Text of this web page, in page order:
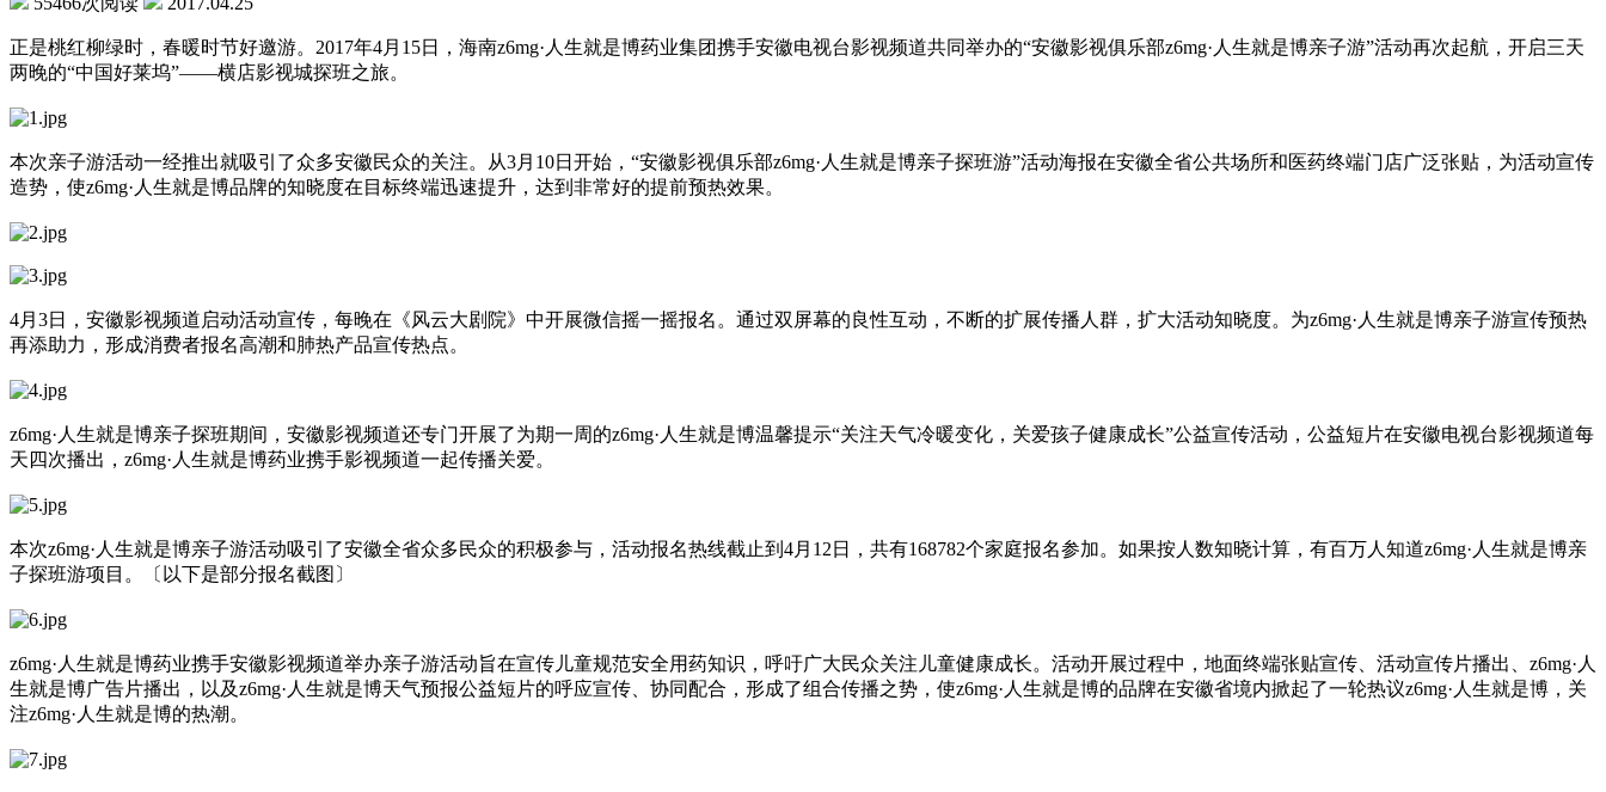
正是桃红柳绿时，春暖时节好邀游。2017年4月15日，海南z6mg·人生就是博药业集团携手安徽电视台影视频道共同举办的“安徽影视俱乐部z6mg·人生就是博亲子游”活动再次起航，开启三天
两晚的“中国好莱坞”——横店影视城探班之旅。
本次亲子游活动一经推出就吸引了众多安徽民众的关注。从3月10日开始，“安徽影视俱乐部z6mg·人生就是博亲子探班游”活动海报在安徽全省公共场所和医药终端门店广泛张贴，为活动宣传
造势，使z6mg·人生就是博品牌的知晓度在目标终端迅速提升，达到非常好的提前预热效果。
4月3日，安徽影视频道启动活动宣传，每晚在《风云大剧院》中开展微信摇一摇报名。通过双屏幕的良性互动，不断的扩展传播人群，扩大活动知晓度。为z6mg·人生就是博亲子游宣传预热
再添助力，形成消费者报名高潮和肺热产品宣传热点。
z6mg·人生就是博亲子探班期间，安徽影视频道还专门开展了为期一周的z6mg·人生就是博温馨提示“关注天气冷暖变化，关爱孩子健康成长”公益宣传活动，公益短片在安徽电视台影视频道每
天四次播出，z6mg·人生就是博药业携手影视频道一起传播关爱。
本次z6mg·人生就是博亲子游活动吸引了安徽全省众多民众的积极参与，活动报名热线截止到4月12日，共有168782个家庭报名参加。如果按人数知晓计算，有百万人知道z6mg·人生就是博亲
子探班游项目。〔以下是部分报名截图〕
z6mg·人生就是博药业携手安徽影视频道举办亲子游活动旨在宣传儿童规范安全用药知识，呼吁广大民众关注儿童健康成长。活动开展过程中，地面终端张贴宣传、活动宣传片播出、z6mg·人
生就是博广告片播出，以及z6mg·人生就是博天气预报公益短片的呼应宣传、协同配合，形成了组合传播之势，使z6mg·人生就是博的品牌在安徽省境内掀起了一轮热议z6mg·人生就是博，关
注z6mg·人生就是博的热潮。